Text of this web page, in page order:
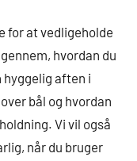
for at vedligeholde
hvordan du
hyggelig aften i
bål og hvordan
Vi vil også
når du bruger